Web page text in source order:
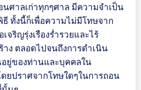
ศาลเก่าทุกๆศาล มีความจำเป็น
ธี ทั้งนี้ก็เพื่อความไม่มีโทษจาก
จริญรุ่งเรืองร่ำรวยและไร้
าง ตลอดไปจนถึงการดำเนิน
ยู่ของท่านและบุคคลใน
ยปราศจากโทษใดๆในการถอน